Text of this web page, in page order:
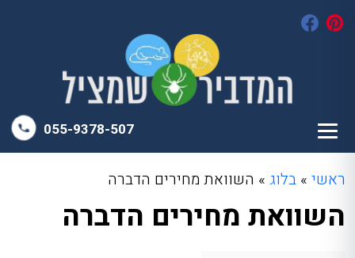
055-9378-507
ראשי » בלוג » השוואת מחירים הדברה
השוואת מחירים הדברה